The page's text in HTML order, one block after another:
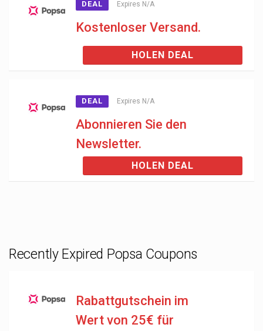
DEAL Expires N/A
Kostenloser Versand.
HOLEN DEAL
DEAL Expires N/A
Abonnieren Sie den
Newsletter.
HOLEN DEAL
Recently Expired Popsa Coupons
Rabattgutschein im
Wert von 25€ für